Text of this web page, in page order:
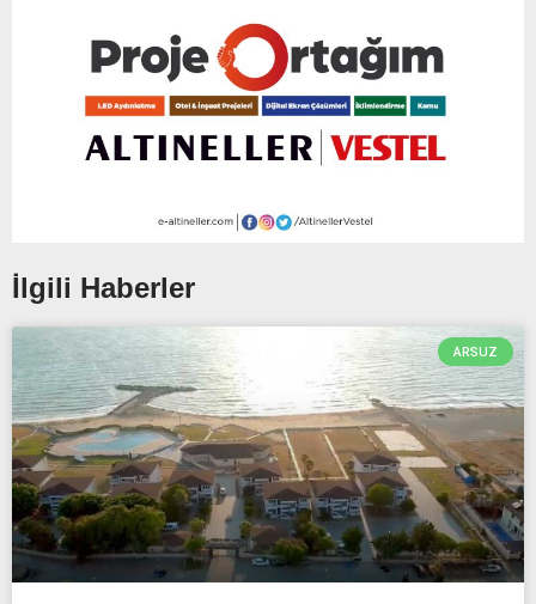
İlgili Haberler
ARSUZ